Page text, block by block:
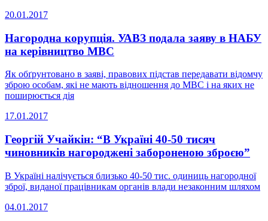
20.01.2017
Нагородна корупція. УАВЗ подала заяву в НАБУ
на керівництво МВС
Як обґрунтовано в заяві, правових підстав передавати відомчу
зброю особам, які не мають відношення до МВС і на яких не
поширюється дія
17.01.2017
Георгій Учайкін: “В Україні 40-50 тисяч
чиновників нагороджені забороненою зброєю”
В Україні налічується близько 40-50 тис. одиниць нагородної
зброї, виданої працівникам органів влади незаконним шляхом
04.01.2017